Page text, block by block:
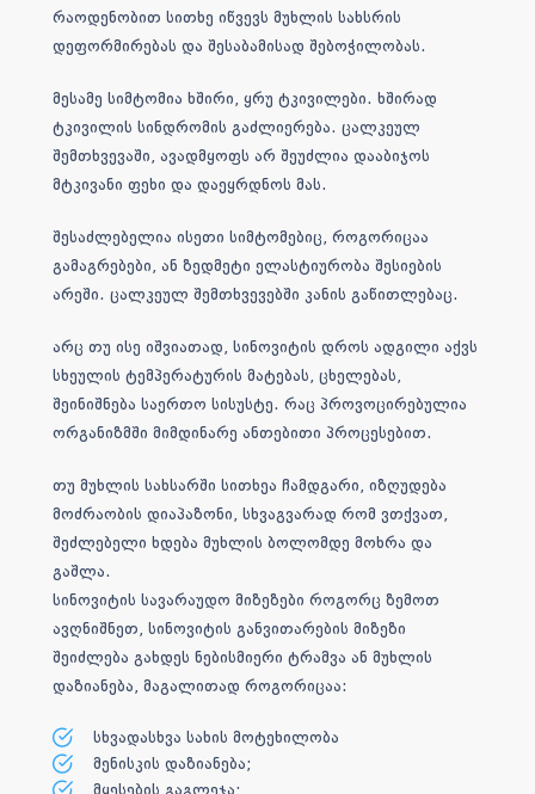
რაოდენობით სითხე იწვევს მუხლის სახსრის
დეფორმირებას და შესაბამისად შებოჭილობას.
მესამე სიმტომია ხშირი, ყრუ ტკივილები. ხშირად
ტკივილის სინდრომის გაძლიერება. ცალკეულ
შემთხვევაში, ავადმყოფს არ შეუძლია დააბიჯოს
მტკივანი ფეხი და დაეყრდნოს მას.
შესაძლებელია ისეთი სიმტომებიც, როგორიცაა
გამაგრებები, ან ზედმეტი ელასტიურობა შესიების
არეში. ცალკეულ შემთხვევებში კანის გაწითლებაც.
არც თუ ისე იშვიათად, სინოვიტის დროს ადგილი აქვს
სხეულის ტემპერატურის მატებას, ცხელებას,
შეინიშნება საერთო სისუსტე. რაც პროვოცირებულია
ორგანიზმში მიმდინარე ანთებითი პროცესებით.
თუ მუხლის სახსარში სითხეა ჩამდგარი, იზღუდება
მოძრაობის დიაპაზონი, სხვაგვარად რომ ვთქვათ,
შეძლებელი ხდება მუხლის ბოლომდე მოხრა და
გაშლა.
სინოვიტის სავარაუდო მიზეზები როგორც ზემოთ
ავღნიშნეთ, სინოვიტის განვითარების მიზეზი
შეიძლება გახდეს ნებისმიერი ტრამვა ან მუხლის
დაზიანება, მაგალითად როგორიცაა:
სხვადასხვა სახის მოტეხილობა
მენისკის დაზიანება;
მყესების გაგლეჯა;